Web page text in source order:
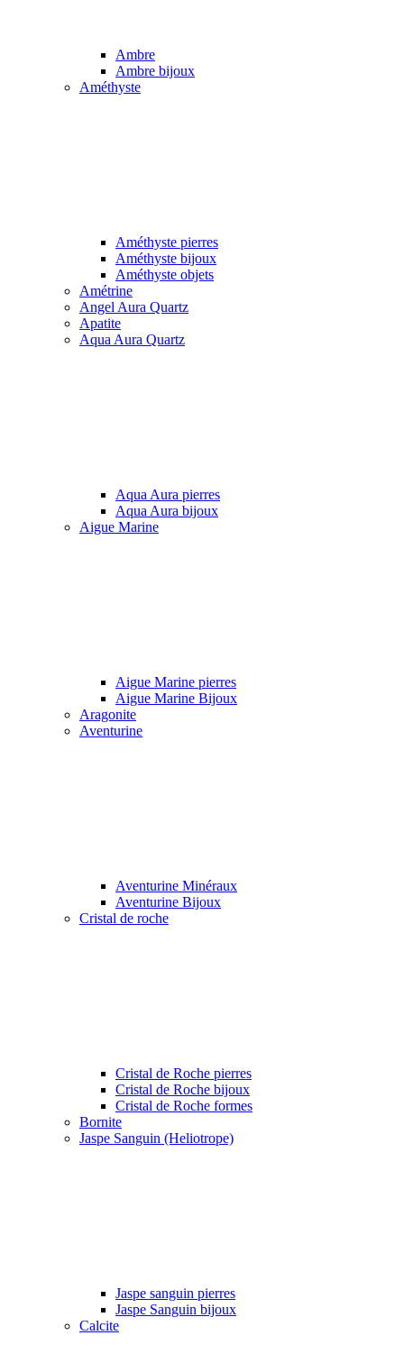
Ambre
Ambre bijoux
Améthyste
Améthyste pierres
Améthyste bijoux
Améthyste objets
Amétrine
Angel Aura Quartz
Apatite
Aqua Aura Quartz
Aqua Aura pierres
Aqua Aura bijoux
Aigue Marine
Aigue Marine pierres
Aigue Marine Bijoux
Aragonite
Aventurine
Aventurine Minéraux
Aventurine Bijoux
Cristal de roche
Cristal de Roche pierres
Cristal de Roche bijoux
Cristal de Roche formes
Bornite
Jaspe Sanguin (Heliotrope)
Jaspe sanguin pierres
Jaspe Sanguin bijoux
Calcite